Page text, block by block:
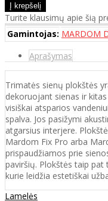
Turite klausimų apie šią
Gamintojas: MARDOM
Aprašymas
Trimatės sienų plokštės
dekoruojant sienas ir
visiškai atsparios
spalva. Jos pasižymi
atgarsius interjere.
Mardom Fix Pro arba
prispaudžiamos prie
paviršių. Plokštės taip
kurie leidžia estetiškai
Lamelės